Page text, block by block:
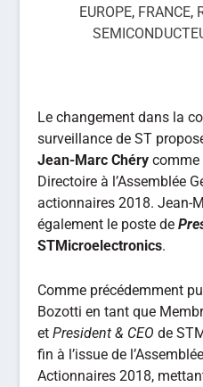
EUROPE, FRANCE,
Le changement dans la
surveillance de ST
Jean-Marc Chéry comme
Directoire à l’Assemblée
actionnaires 2018. Jean-
également le poste de
STMicroelectronics.
Comme précédemment
Bozotti en tant que
etPresident & CEO de
fin à l’issue de
Actionnaires 2018,